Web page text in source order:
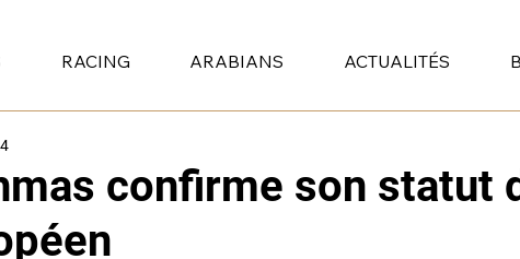
RACING ARABIANS ACTUALITÉS
confirme son statut